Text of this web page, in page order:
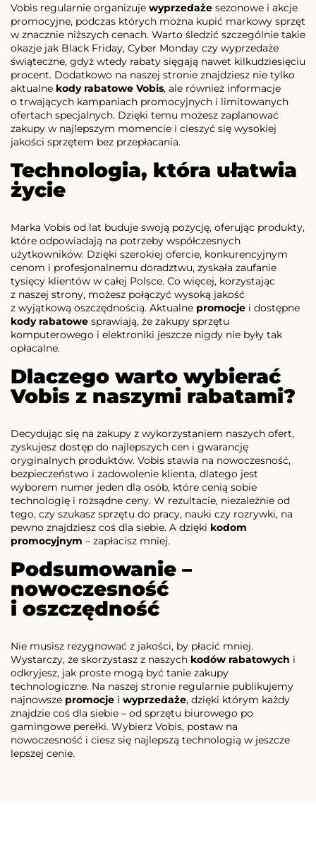
Vobis regularnie organizuje wyprzedaże sezonowe i akcje
promocyjne, podczas których można kupić markowy sprzęt
w znacznie niższych cenach. Warto śledzić szczególnie takie
okazje jak Black Friday, Cyber Monday czy wyprzedaże
świąteczne, gdyż wtedy rabaty sięgają nawet kilkudziesięciu
procent. Dodatkowo na naszej stronie znajdziesz nie tylko
aktualne kody rabatowe Vobis, ale również informacje
o trwających kampaniach promocyjnych i limitowanych
ofertach specjalnych. Dzięki temu możesz zaplanować
zakupy w najlepszym momencie i cieszyć się wysokiej
jakości sprzętem bez przepłacania.
Technologia, która ułatwia
życie
Marka Vobis od lat buduje swoją pozycję, oferując produkty,
które odpowiadają na potrzeby współczesnych
użytkowników. Dzięki szerokiej ofercie, konkurencyjnym
cenom i profesjonalnemu doradztwu, zyskała zaufanie
tysięcy klientów w całej Polsce. Co więcej, korzystając
z naszej strony, możesz połączyć wysoką jakość
z wyjątkową oszczędnością. Aktualne promocje i dostępne
kody rabatowe sprawiają, że zakupy sprzętu
komputerowego i elektroniki jeszcze nigdy nie były tak
opłacalne.
Dlaczego warto wybierać
Vobis z naszymi rabatami?
Decydując się na zakupy z wykorzystaniem naszych ofert,
zyskujesz dostęp do najlepszych cen i gwarancję
oryginalnych produktów. Vobis stawia na nowoczesność,
bezpieczeństwo i zadowolenie klienta, dlatego jest
wyborem numer jeden dla osób, które cenią sobie
technologię i rozsądne ceny. W rezultacie, niezależnie od
tego, czy szukasz sprzętu do pracy, nauki czy rozrywki, na
pewno znajdziesz coś dla siebie. A dzięki kodom
promocyjnym – zapłacisz mniej.
Podsumowanie –
nowoczesność
i oszczędność
Nie musisz rezygnować z jakości, by płacić mniej.
Wystarczy, że skorzystasz z naszych kodów rabatowych i
odkryjesz, jak proste mogą być tanie zakupy
technologiczne. Na naszej stronie regularnie publikujemy
najnowsze promocje i wyprzedaże, dzięki którym każdy
znajdzie coś dla siebie – od sprzętu biurowego po
gamingowe perełki. Wybierz Vobis, postaw na
nowoczesność i ciesz się najlepszą technologią w jeszcze
lepszej cenie.